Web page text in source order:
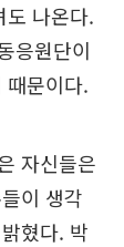
도 나온다.
응원단이
때문이다.
자신들은
이 생각
혔다. 박